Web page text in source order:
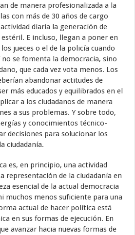
de manera profesionalizada a la
con más de 30 años de cargo
diaria la generación de
E incluso, llegan a poner en
jueces o el de la policía cuando
no se fomenta la democracia, sino
que cada vez vota menos. Los
abandonar actitudes de
más educados y equilibrados en el
a los ciudadanos de manera
a sus problemas. Y sobre todo,
y conocimientos técnico-
decisiones para solucionar los
ciudadanía.
es, en principio, una actividad
representación de la ciudadanía en
esencial de la actual democracia
muchos menos suficiente para una
actual de hacer política está
en sus formas de ejecución. En
avanzar hacia nuevas formas de